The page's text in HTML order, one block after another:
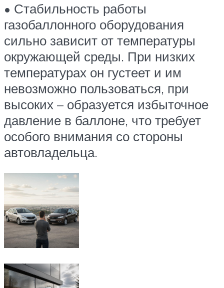
• Стабильность работы
газобаллонного оборудования
сильно зависит от температуры
окружающей среды. При низких
температурах он густеет и им
невозможно пользоваться, при
высоких – образуется избыточное
давление в баллоне, что требует
особого внимания со стороны
автовладельца.